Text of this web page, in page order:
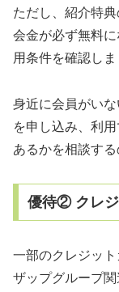
ただし、紹介特
会金が必ず無料
用条件を確認しま
身近に会員がい
を申し込み、利
あるかを相談する
優待② クレ
一部のクレジッ
ザップグループ関